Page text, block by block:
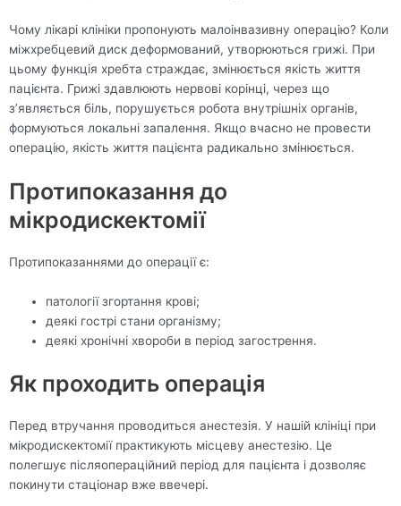
Чому лікарі клініки пропонують малоінвазивну операцію? Коли
міжхребцевий диск деформований, утворюються грижі. При
цьому функція хребта страждає, змінюється якість життя
пацієнта. Грижі здавлюють нервові корінці, через що
з’являється біль, порушується робота внутрішніх органів,
формуються локальні запалення. Якщо вчасно не провести
операцію, якість життя пацієнта радикально змінюється.
Протипоказання до
мікродискектомії
Протипоказаннями до операції є:
патології згортання крові;
деякі гострі стани організму;
деякі хронічні хвороби в період загострення.
Як проходить операція
Перед втручання проводиться анестезія. У нашій клініці при
мікродискектомії практикують місцеву анестезію. Це
полегшує післяопераційний період для пацієнта і дозволяє
покинути стаціонар вже ввечері.